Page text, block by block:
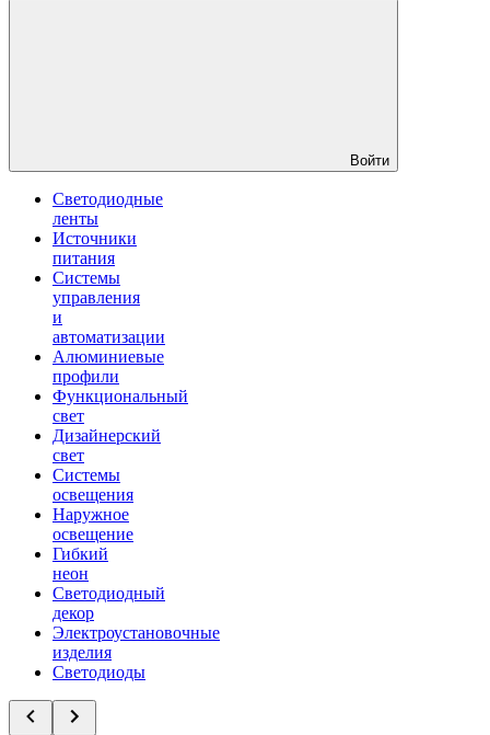
Войти
Светодиодные
ленты
Источники
питания
Системы
управления
и
автоматизации
Алюминиевые
профили
Функциональный
свет
Дизайнерский
свет
Системы
освещения
Наружное
освещение
Гибкий
неон
Светодиодный
декор
Электроустановочные
изделия
Светодиоды